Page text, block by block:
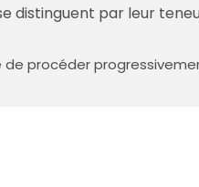
distinguent par leur
procéder